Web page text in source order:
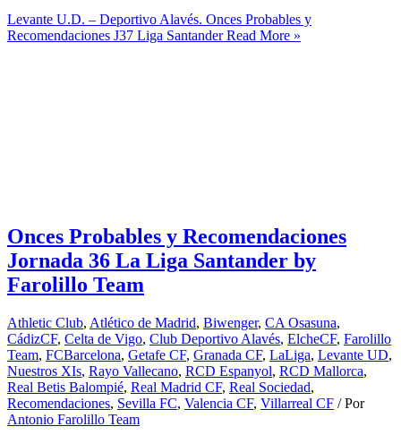
Levante U.D. – Deportivo Alavés. Onces Probables y
Recomendaciones J37 Liga SantanderRead More »
Onces Probables y Recomendaciones
Jornada 36 La Liga Santander by
Farolillo Team
Athletic Club, Atlético de Madrid, Biwenger, CA Osasuna,
CádizCF, Celta de Vigo, Club Deportivo Alavés, ElcheCF, Farolillo
Team, FCBarcelona, Getafe CF, Granada CF, LaLiga, Levante UD,
Nuestros XIs, Rayo Vallecano, RCD Espanyol, RCD Mallorca,
Real Betis Balompié, Real Madrid CF, Real Sociedad,
Recomendaciones, Sevilla FC, Valencia CF, Villarreal CF / Por
Antonio Farolillo Team